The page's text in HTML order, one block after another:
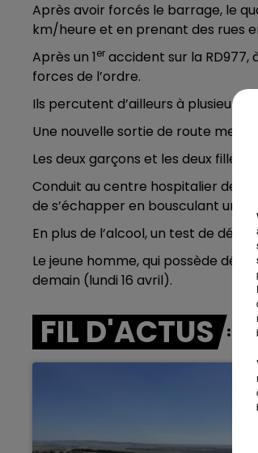
LA FAMILLE
Après avoir forcés le barrage, le
km/heure et en prenant des rues
Après un 1er accident sur la RD977,
forces de l’ordre.
Ils percutent d’ailleurs à plusieurs
Une nouvelle sortie de route met
Les deux garçons et les deux filles
Conduit au centre hospitalier de
de s’échapper en bousculant un
En plus de l’alcool, un test de
Le jeune homme, qui possède
demain (lundi 16 avril).
FIL D'ACTUS